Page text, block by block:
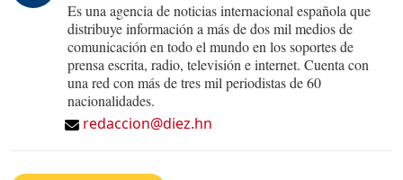
Es una agencia de noticias internacional española que
distribuye información a más de dos mil medios de
comunicación en todo el mundo en los soportes de
prensa escrita, radio, televisión e internet. Cuenta con
una red con más de tres mil periodistas de 60
nacionalidades.
redaccion@diez.hn